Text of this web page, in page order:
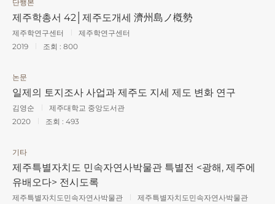
단행본
제주학총서 42│제주도개세 濟州島ノ槪勢
제주학연구센터
제주학연구센터
2019
조회 : 800
논문
일제의 토지조사 사업과 제주도 지세 제도 변화 연구
김영순
제주대학교 중앙도서관
2020
조회 : 493
기타
제주특별자치도 민속자연사박물관 특별전 <광해, 제주에
유배오다> 전시도록
제주특별자치도민속자연사박물관
제주특별자치도민속자연사박물관